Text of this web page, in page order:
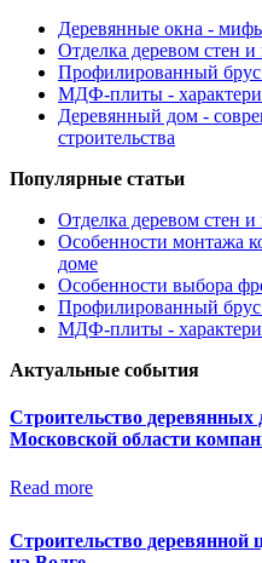
Деревянные окна -
Отделка деревом стен и
Профилированный брус
МДФ-плиты -
Деревянный дом -
строительства
Популярные статьи
Отделка деревом стен и
Особенности монтажа
доме
Особенности выбора
Профилированный брус
МДФ-плиты -
Актуальные события
Строительство
Московской области
Read more
Строительство деревянной